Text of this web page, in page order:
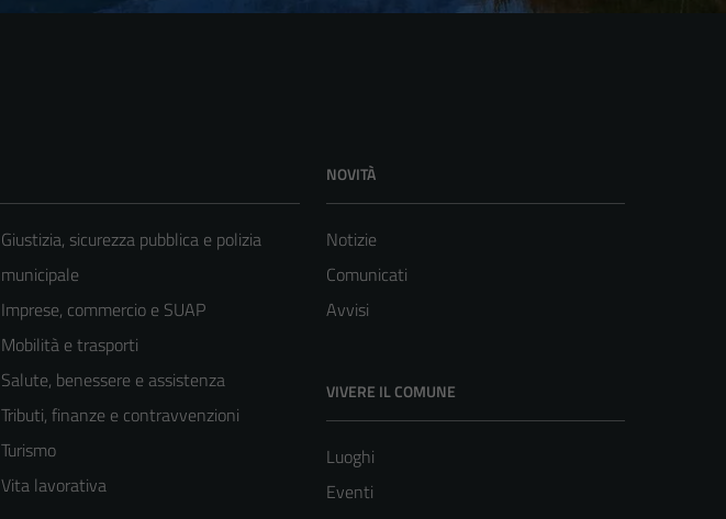
Giustizia, sicurezza pubblica e polizia
municipale
Imprese, commercio e SUAP
Mobilità e trasporti
Salute, benessere e assistenza
Tributi, finanze e contravvenzioni
Turismo
Vita lavorativa
NOVITÀ
Notizie
Comunicati
Avvisi
VIVERE IL COMUNE
Luoghi
Eventi